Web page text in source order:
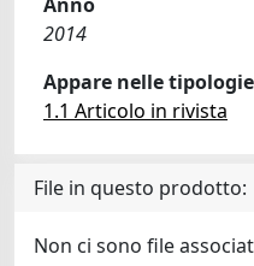
2014
Appare nelle
1.1 Articolo in rivista
File in questo prodotto:
Non ci sono file